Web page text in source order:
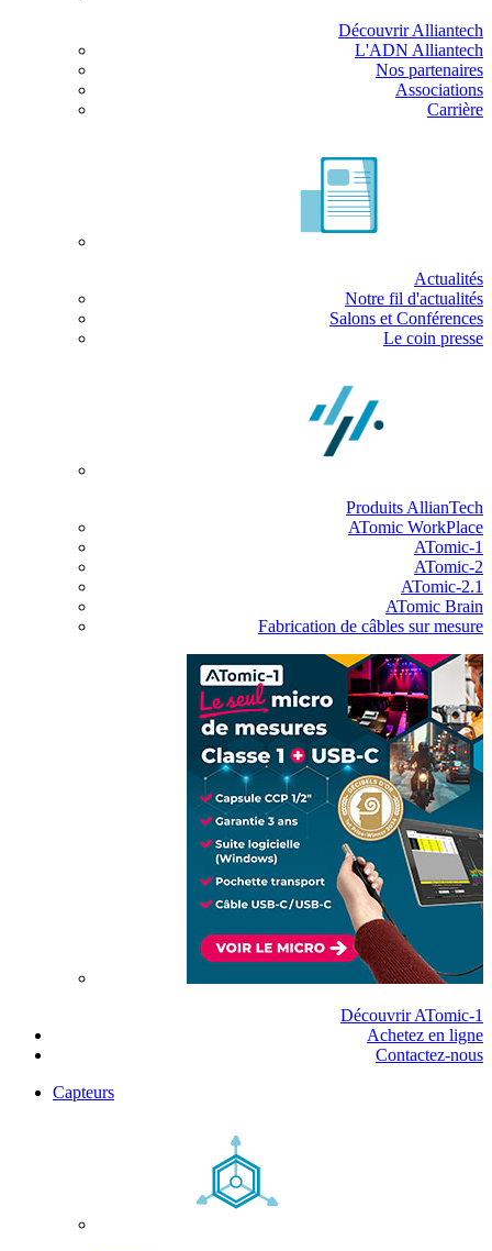
Découvrir Alliantech
L'ADN Alliantech
Nos partenaires
Associations
Carrière
Actualités
Notre fil d'actualités
Salons et Conférences
Le coin presse
Produits AllianTech
ATomic WorkPlace
ATomic-1
ATomic-2
ATomic-2.1
ATomic Brain
Fabrication de câbles sur mesure
Découvrir ATomic-1
Achetez en ligne
Contactez-nous
Capteurs